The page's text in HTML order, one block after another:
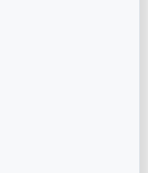
đầy đủ
100 - 180,000 vnđ